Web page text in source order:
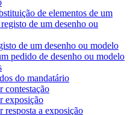
de elementos de um
de um desenho ou
de um desenho ou modelo
pedido de desenho ou modelo
do mandatário
contestação
exposição
resposta a exposição